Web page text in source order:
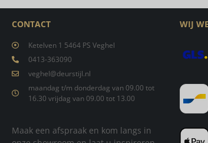
CONTACT
Ketelven 1 5464 PS Veghel
0413-363090
veghel@deurstijl.nl
maandag t/m donderdag van 09.00 tot
16.30 vrijdag van 09.00 tot 13.00
Maak een afspraak en kom langs in
WIJ